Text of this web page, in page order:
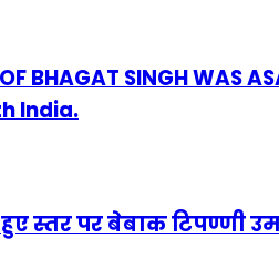
OF BHAGAT SINGH
India.
स्तर पर बेबाक टिपण्णी